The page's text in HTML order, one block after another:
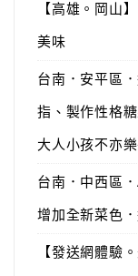
【高雄。岡山
美味
台南．安平區
指、製作性格
大人小孩不亦樂
台南．中西區
增加全新菜色
【發送網體驗